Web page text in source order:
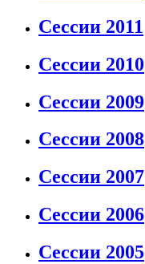
Сессии 2011
Сессии 2010
Сессии 2009
Сессии 2008
Сессии 2007
Сессии 2006
Сессии 2005